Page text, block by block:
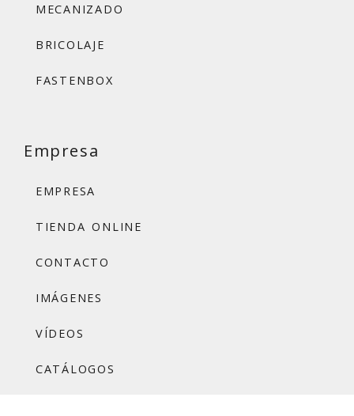
MECANIZADO
BRICOLAJE
FASTENBOX
Empresa
EMPRESA
TIENDA ONLINE
CONTACTO
IMÁGENES
VÍDEOS
CATÁLOGOS